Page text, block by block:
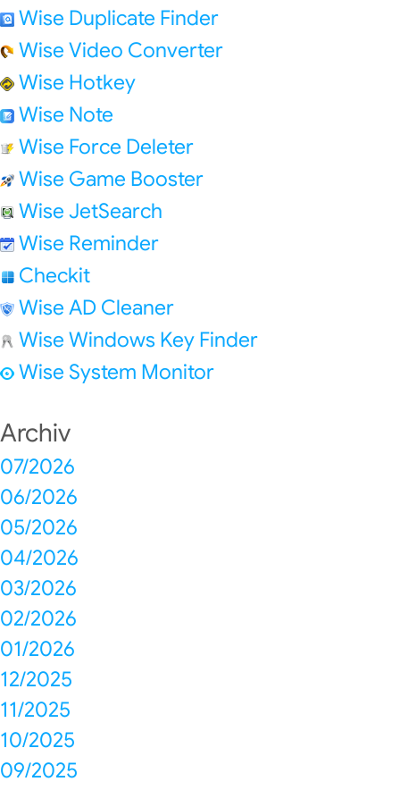
Wise Duplicate Finder
Wise Video Converter
Wise Hotkey
Wise Note
Wise Force Deleter
Wise Game Booster
Wise JetSearch
Wise Reminder
Checkit
Wise AD Cleaner
Wise Windows Key Finder
Wise System Monitor
Archiv
07/2026
06/2026
05/2026
04/2026
03/2026
02/2026
01/2026
12/2025
11/2025
10/2025
09/2025